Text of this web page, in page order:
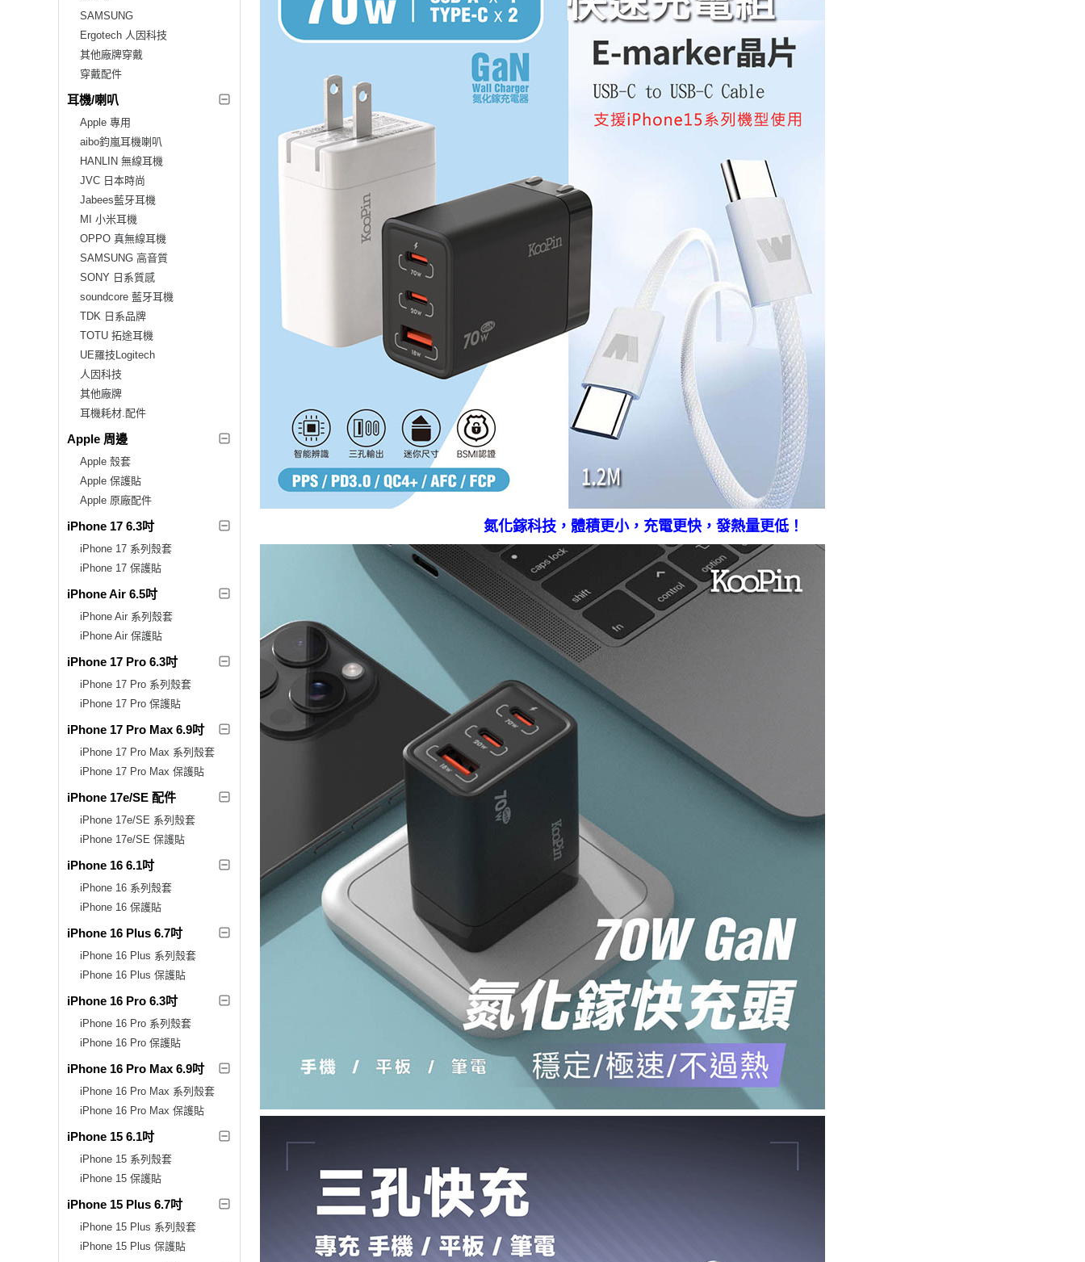
SAMSUNG
Ergotech 人因科技
其他廠牌穿戴
穿戴配件
耳機/喇叭
Apple 專用
aibo鈞嵐耳機喇叭
HANLIN 無線耳機
JVC 日本時尚
Jabees藍牙耳機
MI 小米耳機
OPPO 真無線耳機
SAMSUNG 高音質
SONY 日系質感
soundcore 藍牙耳機
TDK 日系品牌
TOTU 拓途耳機
UE羅技Logitech
人因科技
其他廠牌
耳機耗材.配件
Apple 周邊
Apple 殼套
Apple 保護貼
Apple 原廠配件
iPhone 17 6.3吋
iPhone 17 系列殼套
iPhone 17 保護貼
iPhone Air 6.5吋
iPhone Air 系列殼套
iPhone Air 保護貼
iPhone 17 Pro 6.3吋
iPhone 17 Pro 系列殼套
iPhone 17 Pro 保護貼
iPhone 17 Pro Max 6.9吋
iPhone 17 Pro Max 系列殼套
iPhone 17 Pro Max 保護貼
iPhone 17e/SE 配件
iPhone 17e/SE 系列殼套
iPhone 17e/SE 保護貼
iPhone 16 6.1吋
iPhone 16 系列殼套
iPhone 16 保護貼
iPhone 16 Plus 6.7吋
iPhone 16 Plus 系列殼套
iPhone 16 Plus 保護貼
iPhone 16 Pro 6.3吋
iPhone 16 Pro 系列殼套
iPhone 16 Pro 保護貼
iPhone 16 Pro Max 6.9吋
iPhone 16 Pro Max 系列殼套
iPhone 16 Pro Max 保護貼
iPhone 15 6.1吋
iPhone 15 系列殼套
iPhone 15 保護貼
iPhone 15 Plus 6.7吋
iPhone 15 Plus 系列殼套
iPhone 15 Plus 保護貼
氮化鎵科技，體積更小，充電更快，發熱量更低！